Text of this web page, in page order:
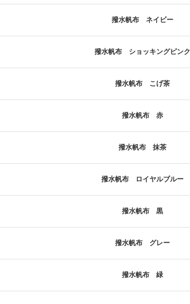
撥水帆布 ネイビー
撥水帆布 ショッキングピンク
撥水帆布 こげ茶
撥水帆布 赤
撥水帆布 抹茶
撥水帆布 ロイヤルブルー
撥水帆布 黒
撥水帆布 グレー
撥水帆布 緑